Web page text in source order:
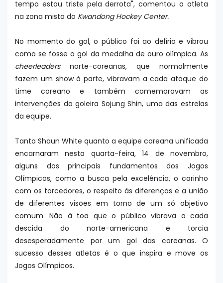
tempo estou triste pela derrota", comentou a atleta
na zona mista do Kwandong Hockey Center.
No momento do gol, o público foi ao delírio e vibrou
como se fosse o gol da medalha de ouro olímpica. As
cheerleadersnorte-coreanas, que normalmente
fazem um show à parte, vibravam a cada ataque do
time coreano e também comemoravam as
intervenções da goleira Sojung Shin, uma das estrelas
da equipe.
Tanto Shaun White quanto a equipe coreana unificada
encarnaram nesta quarta-feira, 14 de novembro,
alguns dos principais fundamentos dos Jogos
Olímpicos, como a busca pela excelência, o carinho
com os torcedores, o respeito às diferenças e a união
de diferentes visões em torno de um só objetivo
comum. Não à toa que o público vibrava a cada
descida do norte-americana e torcia
desesperadamente por um gol das coreanas. O
sucesso desses atletas é o que inspira e move os
Jogos Olímpicos.